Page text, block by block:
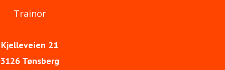
Trainor
Kjelleveien 21
3126 Tønsberg